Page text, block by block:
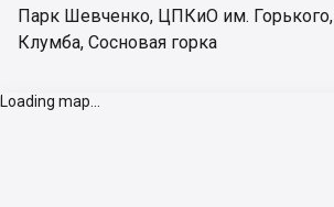
Парк Шевченко, ЦПКиО им. Горького,
Клумба, Сосновая горка
Loading map...